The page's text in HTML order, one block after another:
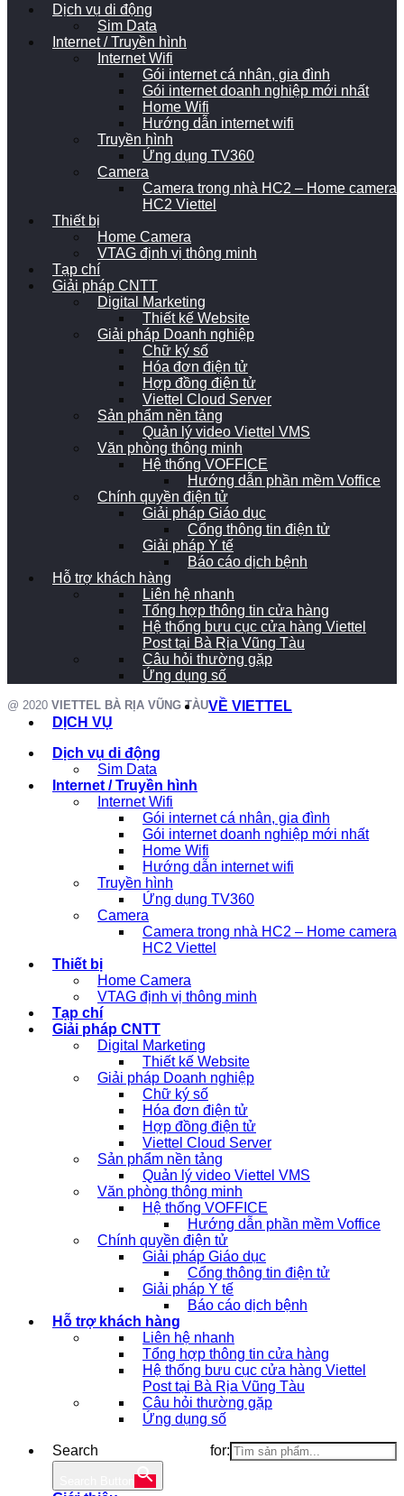
Dịch vụ di động
Sim Data
Internet / Truyền hình
Internet Wifi
Gói internet cá nhân, gia đình
Gói internet doanh nghiệp mới nhất
Home Wifi
Hướng dẫn internet wifi
Truyền hình
Ứng dụng TV360
Camera
Camera trong nhà HC2 – Home camera
HC2 Viettel
Thiết bị
Home Camera
VTAG định vị thông minh
Tạp chí
Giải pháp CNTT
Digital Marketing
Thiết kế Website
Giải pháp Doanh nghiệp
Chữ ký số
Hóa đơn điện tử
Hợp đồng điện tử
Viettel Cloud Server
Sản phẩm nền tảng
Quản lý video Viettel VMS
Văn phòng thông minh
Hệ thống VOFFICE
Hướng dẫn phần mềm Voffice
Chính quyền điện tử
Giải pháp Giáo dục
Cổng thông tin điện tử
Giải pháp Y tế
Báo cáo dịch bệnh
Hỗ trợ khách hàng
Liên hệ nhanh
Tổng hợp thông tin cửa hàng
Hệ thống bưu cục cửa hàng Viettel
Post tại Bà Rịa Vũng Tàu
Câu hỏi thường gặp
Ứng dụng số
@ 2020 VIETTEL BÀ RỊA VŨNG TÀUVỀ VIETTEL
DỊCH VỤ
Dịch vụ di động
Sim Data
Internet / Truyền hình
Internet Wifi
Gói internet cá nhân, gia đình
Gói internet doanh nghiệp mới nhất
Home Wifi
Hướng dẫn internet wifi
Truyền hình
Ứng dụng TV360
Camera
Camera trong nhà HC2 – Home camera
HC2 Viettel
Thiết bị
Home Camera
VTAG định vị thông minh
Tạp chí
Giải pháp CNTT
Digital Marketing
Thiết kế Website
Giải pháp Doanh nghiệp
Chữ ký số
Hóa đơn điện tử
Hợp đồng điện tử
Viettel Cloud Server
Sản phẩm nền tảng
Quản lý video Viettel VMS
Văn phòng thông minh
Hệ thống VOFFICE
Hướng dẫn phần mềm Voffice
Chính quyền điện tử
Giải pháp Giáo dục
Cổng thông tin điện tử
Giải pháp Y tế
Báo cáo dịch bệnh
Hỗ trợ khách hàng
Liên hệ nhanh
Tổng hợp thông tin cửa hàng
Hệ thống bưu cục cửa hàng Viettel
Post tại Bà Rịa Vũng Tàu
Câu hỏi thường gặp
Ứng dụng số
Search for: